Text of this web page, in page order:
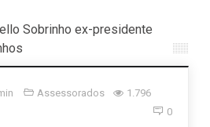
Sobrinho ex-presidente
Assessorados
1.796
0